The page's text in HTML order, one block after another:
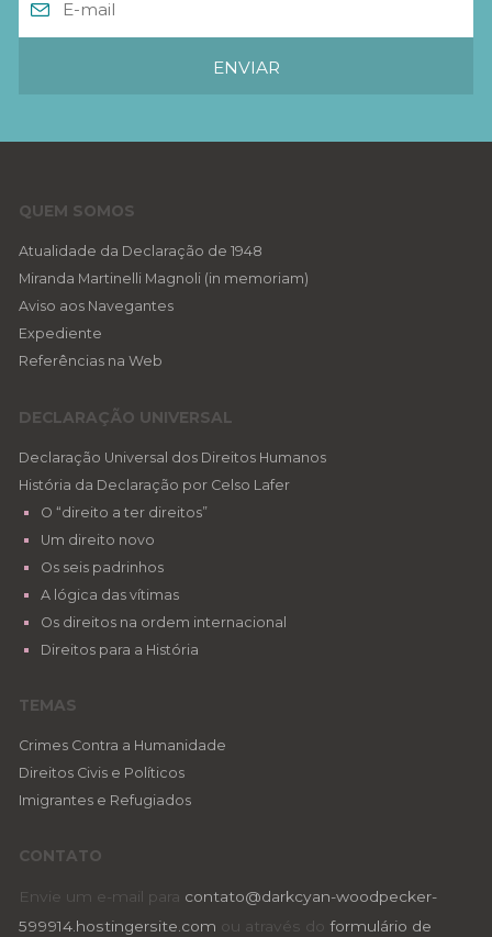
QUEM SOMOS
Atualidade da Declaração de 1948
Miranda Martinelli Magnoli (in memoriam)
Aviso aos Navegantes
Expediente
Referências na Web
DECLARAÇÃO UNIVERSAL
Declaração Universal dos Direitos Humanos
História da Declaração por Celso Lafer
O “direito a ter direitos”
Um direito novo
Os seis padrinhos
A lógica das vítimas
Os direitos na ordem internacional
Direitos para a História
TEMAS
Crimes Contra a Humanidade
Direitos Civis e Políticos
Imigrantes e Refugiados
CONTATO
Envie um e-mail para contato@darkcyan-woodpecker-
599914.hostingersite.com ou através do formulário de